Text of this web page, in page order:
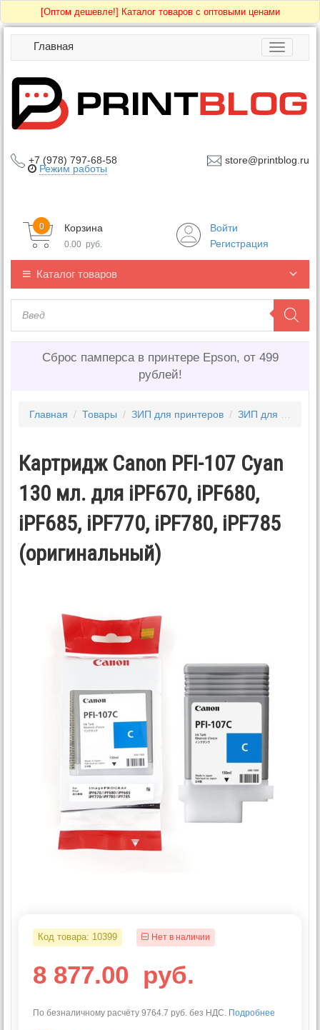
[Оптом дешевле!] Каталог товаров с оптовыми ценами
Toggle
Главная
+7 (978) 797-68-58 store@printblog.ru
Режим работы
Корзина
0
0.00 руб.
Войти
Регистрация
Каталог товаров
Сброс памперса в принтере Epson, от 499
рублей!
Главная / Товары / ЗИП для принтеров / ЗИП для CANON
Картридж Canon PFI-107 Cyan
130 мл. для iPF670, iPF680,
iPF685, iPF770, iPF780, iPF785
(оригинальный)
Код товара: 10399 Нет в наличии
8 877.00 руб.
По безналичному расчёту 9764.7 руб. без НДС. Подробнее